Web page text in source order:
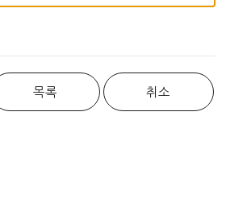
목록 취소